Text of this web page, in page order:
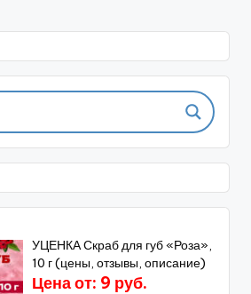
УЦЕНКА Скраб для губ «Роза»,
10 г (цены, отзывы, описание)
Цена от: 9 руб.